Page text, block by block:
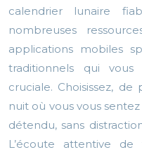
calendrier lunaire
nombreuses
applications mobiles
traditionnels qui
cruciale. Choisissez,
nuit où vous vous
détendu, sans
L’écoute attentive